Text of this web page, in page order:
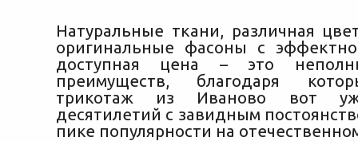
Натуральные ткани, различная
оригинальные фасоны с
доступная цена – это
преимуществ, благодаря
трикотаж из Иваново вот
десятилетий с завидным
пике популярности на